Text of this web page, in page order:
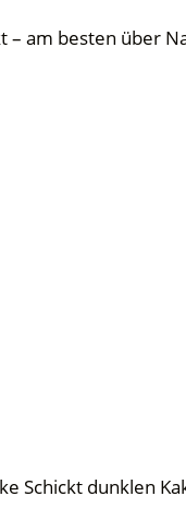
– am besten über
Schickt dunklen